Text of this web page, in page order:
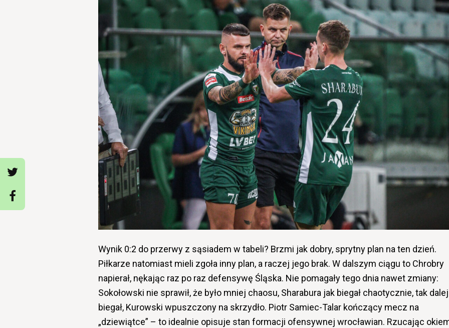
Wynik 0:2 do przerwy z sąsiadem w tabeli? Brzmi jak dobry, sprytny plan na ten dzień.
Piłkarze natomiast mieli zgoła inny plan, a raczej jego brak. W dalszym ciągu to Chrobry
napierał, nękając raz po raz defensywę Śląska. Nie pomagały tego dnia nawet zmiany:
Sokołowski nie sprawił, że było mniej chaosu, Sharabura jak biegał chaotycznie, tak dalej
biegał, Kurowski wpuszczony na skrzydło. Piotr Samiec-Talar kończący mecz na
„dziewiątce” – to idealnie opisuje stan formacji ofensywnej wrocławian. Rzucając